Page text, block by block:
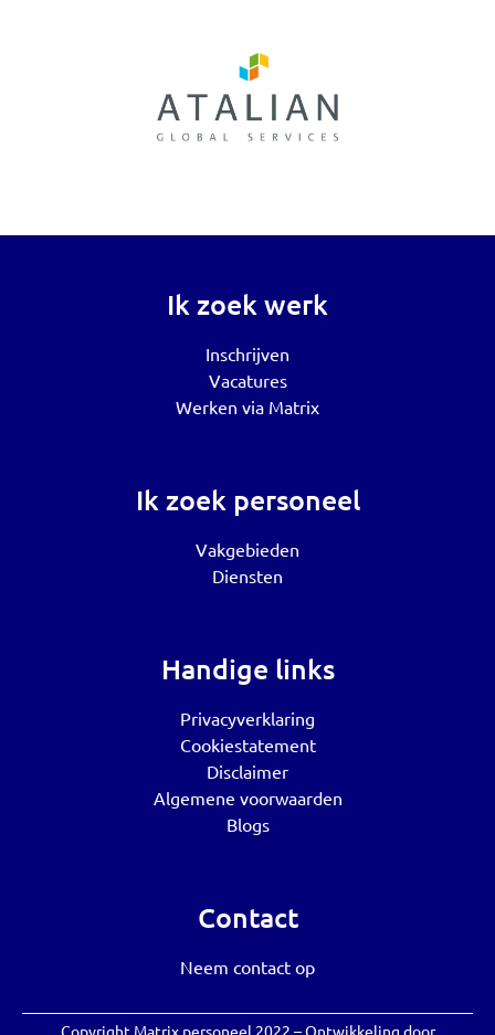
Ik zoek werk
Inschrijven
Vacatures
Werken via Matrix
Ik zoek personeel
Vakgebieden
Diensten
Handige links
Privacyverklaring
Cookiestatement
Disclaimer
Algemene voorwaarden
Blogs
Contact
Neem contact op
Copyright Matrix personeel 2022 – Ontwikkeling door